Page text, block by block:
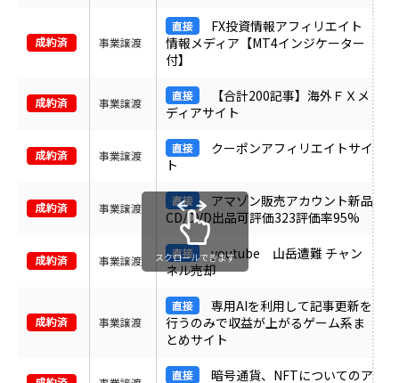
事業譲渡
FX投資情報アフィリエイト
情報メディア【MT4インジケーター
付】
事業譲渡
【合計200記事】海外ＦＸメ
ディアサイト
事業譲渡
クーポンアフィリエイトサイ
ト
事業譲渡
アマゾン販売アカウント新品
CD/DVD出品可評価323評価率95%
事業譲渡
youtube 山岳遭難 チャン
ネル売却
事業譲渡
専用AIを利用して記事更新を
行うのみで収益が上がるゲーム系ま
とめサイト
暗号通貨、NFTについてのア
スクロールできます